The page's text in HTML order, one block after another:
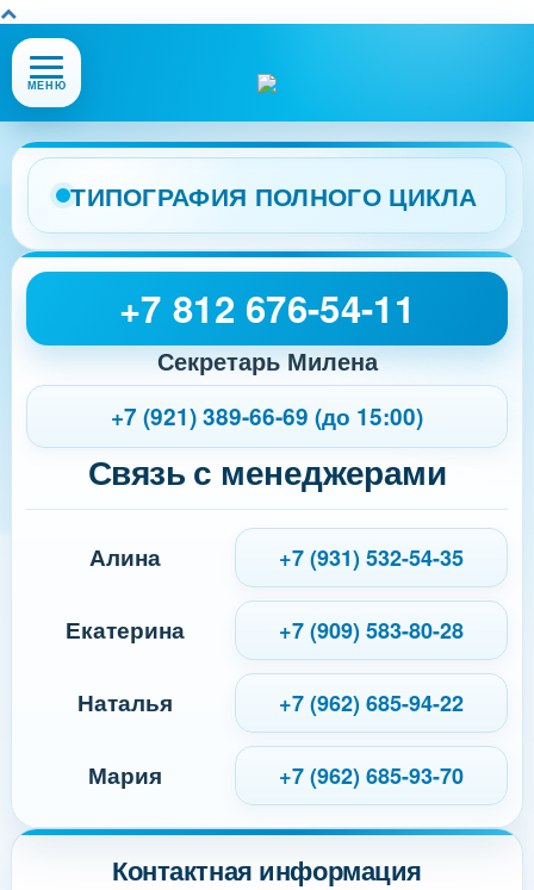
Открыть
или
меню
сайта
МЕНЮ
ТИПОГРАФИЯ ПОЛНОГО ЦИКЛА
Контактная информация
+7 812 676-54-11
Секретарь Милена
+7 (921) 389-66-69 (до 15:00)
Связь с менеджерами
Алина +7 (931) 532-54-35
Екатерина +7 (909) 583-80-28
Наталья +7 (962) 685-94-22
Мария +7 (962) 685-93-70